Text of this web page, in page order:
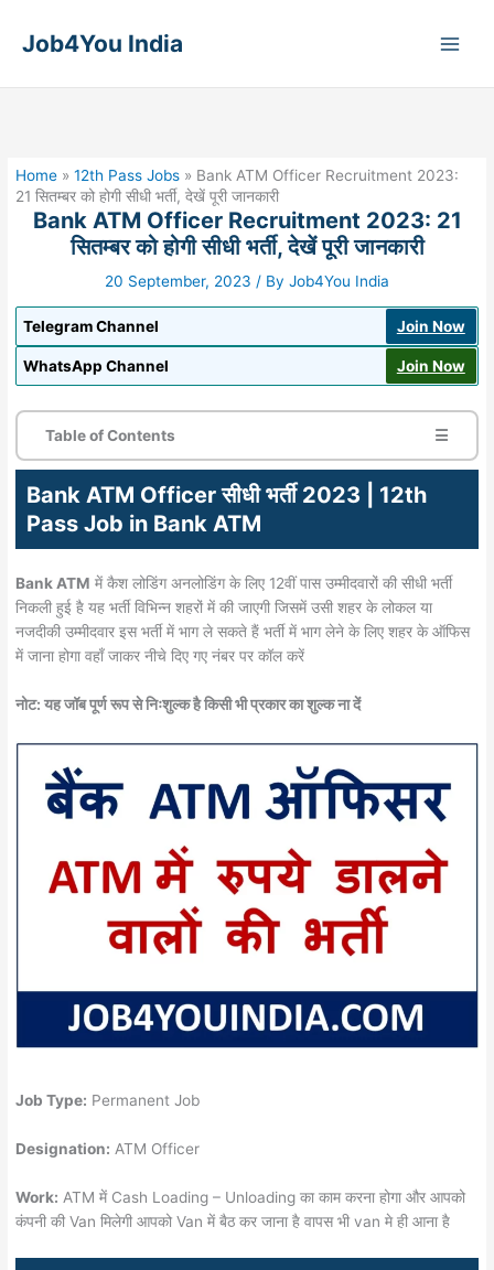
Job4You India
Home »12th Pass Jobs » Bank ATM Officer Recruitment 2023:
21 सितम्बर को होगी सीधी भर्ती, देखें पूरी जानकारी
Bank ATM Officer Recruitment 2023: 21
सितम्बर को होगी सीधी भर्ती, देखें पूरी जानकारी
20 September, 2023 / By Job4You India
Telegram Channel Join Now
WhatsApp Channel Join Now
Table of Contents ☰
Bank ATM Officer सीधी भर्ती 2023 | 12th
Pass Job in Bank ATM
Bank ATM में कैश लोडिंग अनलोडिंग के लिए 12वीं पास उम्मीदवारों की सीधी भर्ती
निकली हुई है यह भर्ती विभिन्न शहरों में की जाएगी जिसमें उसी शहर के लोकल या
नजदीकी उम्मीदवार इस भर्ती में भाग ले सकते हैं भर्ती में भाग लेने के लिए शहर के ऑफिस
में जाना होगा वहाँ जाकर नीचे दिए गए नंबर पर कॉल करें
नोट: यह जॉब पूर्ण रूप से निःशुल्क है किसी भी प्रकार का शुल्क ना दें
Job Type: Permanent Job
Designation: ATM Officer
Work: ATM में Cash Loading – Unloading का काम करना होगा और आपको
कंपनी की Van मिलेगी आपको Van में बैठ कर जाना है वापस भी van मे ही आना है